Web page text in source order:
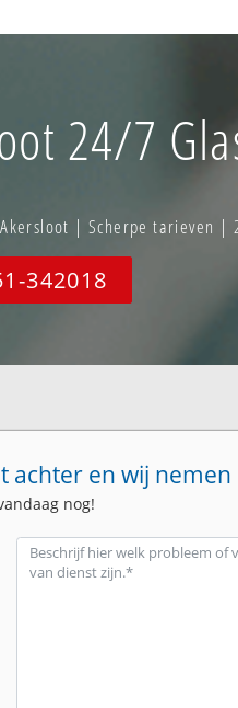
24/7
| Scherpe tarieven |
342018
achter en wij
nog!